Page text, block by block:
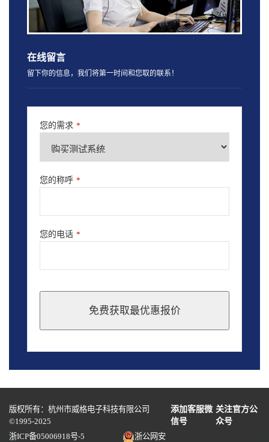
在线留言
留下你的信息，我们将第一时间和您取的联系！
您的需求 *
您的称呼 *
您的电话 *
免费获取最优惠报价
should
blank
版权所有：杭州市威格电子科技有限公司
©1995-2025
添加客服微
信号
关注官方公
众号
浙ICP备05006918号-5
浙公网安